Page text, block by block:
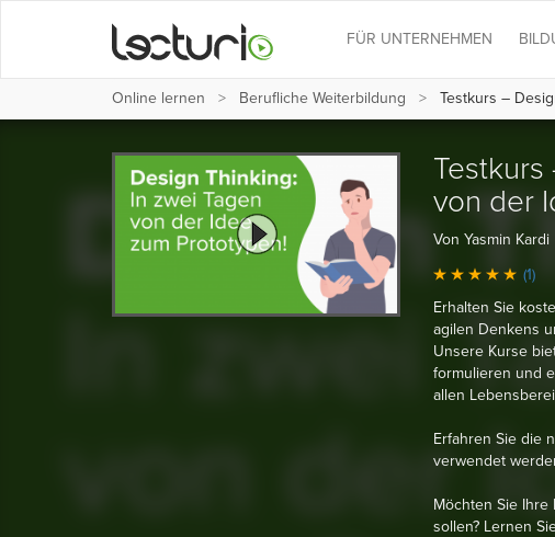
FÜR UNTERNEHMEN
Online lernen Berufliche Weiterbildung Testkurs –
von der
Von Yasmin Kardi
(1)
Erhalten Sie
agilen Denkens
Unsere Kurse
formulieren und
allen
Erfahren Sie die
verwendet
Möchten Sie
sollen? Lernen